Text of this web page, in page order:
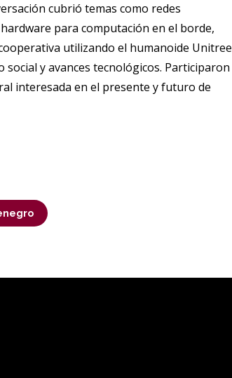
cubrió temas como redes
para computación en el borde,
utilizando el humanoide Unitree
y avances tecnológicos. Participaron
interesada en el presente y futuro de